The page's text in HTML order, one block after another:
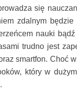
się
zdalnym będzie
nauki
trudno jest
smartfon. Choć
który w